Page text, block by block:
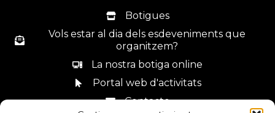
Botigues
Vols estar al dia dels esdeveniments que
organitzem?
La nostra botiga online
Portal web d'activitats
Contacte